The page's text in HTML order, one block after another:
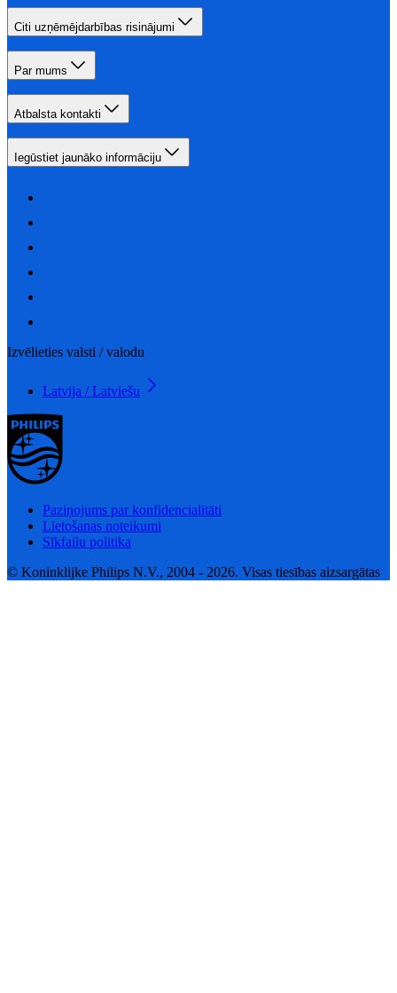
Citi uzņēmējdarbības risinājumi
Par mums
Atbalsta kontakti
Iegūstiet jaunāko informāciju
Izvēlieties valsti / valodu
Latvija / Latviešu
Paziņojums par konfidencialitāti
Lietošanas noteikumi
Sīkfailu politika
© Koninklijke Philips N.V., 2004 - 2026. Visas tiesības aizsargātas